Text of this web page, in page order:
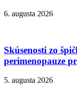
6. augusta 2026
Skúsenosti zo
perimenopauze
5. augusta 2026